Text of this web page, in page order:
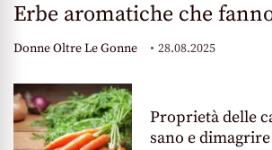
Erbe aromatiche che
Donne Oltre Le Gonne 28.08.2025
Proprietà delle
sano e dimagrire